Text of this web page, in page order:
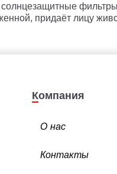
придаёт лицу
Компания
О нас
Контакты